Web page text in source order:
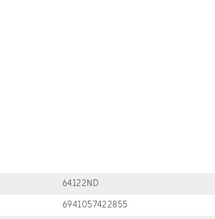
64122ND
6941057422855